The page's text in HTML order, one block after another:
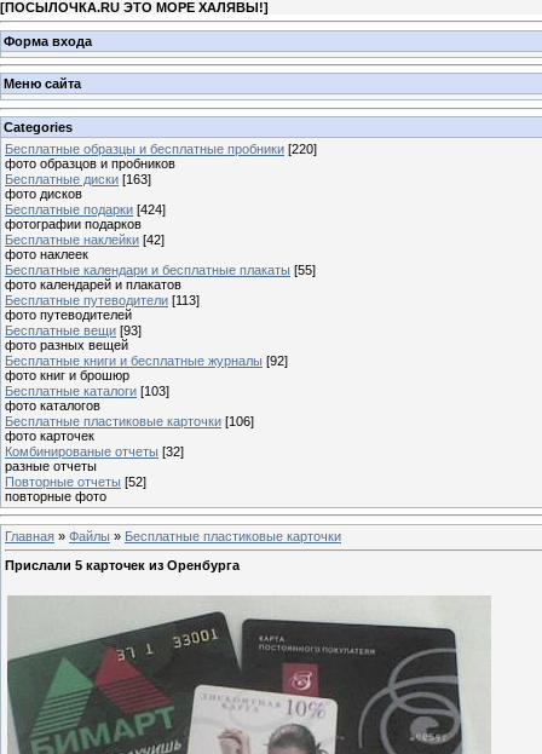
[ПОСЫЛОЧКА.RU ЭТО МОРЕ ХАЛЯВЫ!]
Форма входа
Меню сайта
Categories
Бесплатные образцы и бесплатные пробники [220]
фото образцов и пробников
Бесплатные диски [163]
фото дисков
Бесплатные подарки [424]
фотографии подарков
Бесплатные наклейки [42]
фото наклеек
Бесплатные календари и бесплатные плакаты [55]
фото календарей и плакатов
Бесплатные путеводители [113]
фото путеводителей
Бесплатные вещи [93]
фото разных вещей
Бесплатные книги и бесплатные журналы [92]
фото книг и брошюр
Бесплатные каталоги [103]
фото каталогов
Бесплатные пластиковые карточки [106]
фото карточек
Комбинированые отчеты [32]
разные отчеты
Повторные отчеты [52]
повторные фото
Главная » Файлы » Бесплатные пластиковые карточки
Прислали 5 карточек из Оренбурга